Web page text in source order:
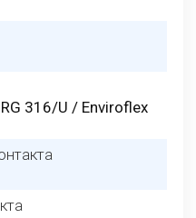
316/U / Enviroflex